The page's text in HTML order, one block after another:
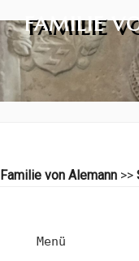
Inhalt
springen
FAMILIE
Familie von Alemann >>
Menü